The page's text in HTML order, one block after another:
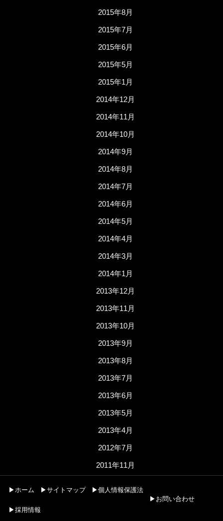
2015年8月
2015年7月
2015年6月
2015年5月
2015年1月
2014年12月
2014年11月
2014年10月
2014年9月
2014年8月
2014年7月
2014年6月
2014年5月
2014年4月
2014年3月
2014年1月
2013年12月
2013年11月
2013年10月
2013年9月
2013年8月
2013年7月
2013年6月
2013年5月
2013年4月
2012年7月
2011年11月
▶ホーム ▶サイトマップ
▶個人情報保護法
▶お問い合わせ
▶採用情報